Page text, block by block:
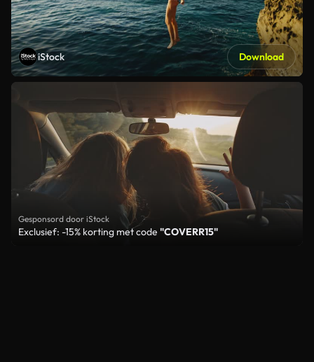
iStock Download
Gesponsord door iStock
Exclusief: -15% korting met code "COVERR15"